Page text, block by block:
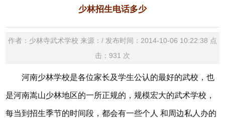
少林招生电话多少
作者：少林寺武术学校 来源：/ 发布时间：2014-10-06 10:22:38 点
击： 931 次
河南少林学校是各位家长及学生公认的最好的武校，也
是河南嵩山少林地区的一所正规的，规模宏大的武术学校，
每当到招生季节的时间段，都会有一些个人 和周边私人办的